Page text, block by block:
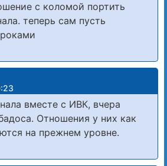
с коломой портить
теперь сам пусть
вместе с ИВК, вчера
Отношения у них как
на прежнем уровне.